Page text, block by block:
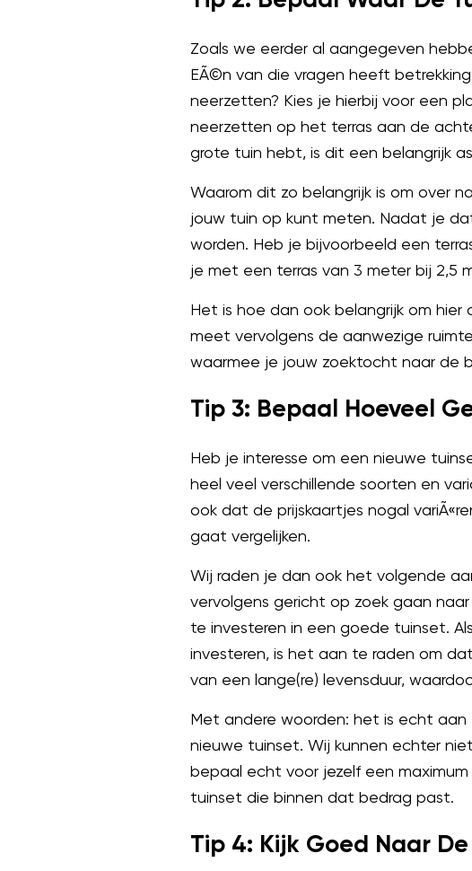
Zoals we eerder al aangegeven
EÃ©n van die vragen heeft
neerzetten? Kies je hierbij voor een
neerzetten op het terras aan de
grote tuin hebt, is dit een belangrijk
Waarom dit zo belangrijk is om over
jouw tuin op kunt meten. Nadat je
worden. Heb je bijvoorbeeld een
je met een terras van 3 meter bij 2,5
Het is hoe dan ook belangrijk om
meet vervolgens de aanwezige
waarmee je jouw zoektocht naar de
Tip 3: Bepaal Hoeveel
Heb je interesse om een nieuwe
heel veel verschillende soorten en
ook dat de prijskaartjes nogal
gaat vergelijken.
Wij raden je dan ook het volgende
vervolgens gericht op zoek gaan
te investeren in een goede tuinset.
investeren, is het aan te raden om
van een lange(re) levensduur,
Met andere woorden: het is echt
nieuwe tuinset. Wij kunnen echter
bepaal echt voor jezelf een
tuinset die binnen dat bedrag past.
Tip 4: Kijk Goed Naar